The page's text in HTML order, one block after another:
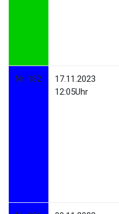
Nr. 182
17.11.2023
12:05Uhr